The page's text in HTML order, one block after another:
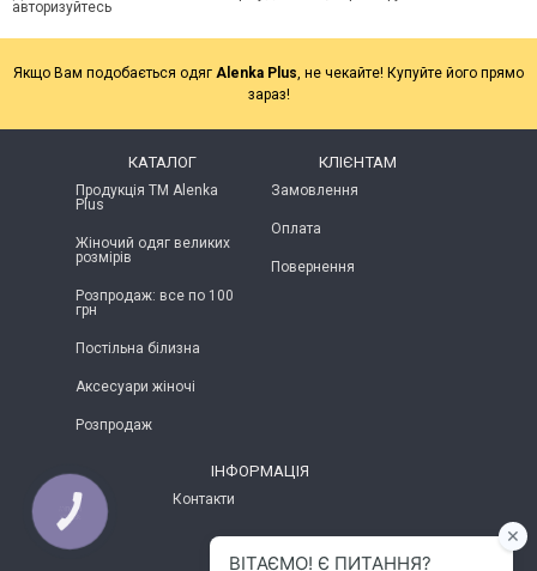
авторизуйтесь
Якщо Вам подобається одяг Alenka Plus, не чекайте! Купуйте його прямо
зараз!
КАТАЛОГ
Продукція ТМ Alenka
Plus
Жіночий одяг великих
розмірів
Розпродаж: все по 100
грн
Постільна білизна
Аксесуари жіночі
Розпродаж
КЛІЄНТАМ
Замовлення
Оплата
Повернення
ІНФОРМАЦІЯ
Контакти
КНОПКА
ЗВ'ЯЗКУ